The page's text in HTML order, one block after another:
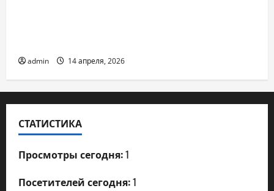
admin 14 апреля, 2026
СТАТИСТИКА
Просмотры сегодня:1
Посетителей сегодня:1